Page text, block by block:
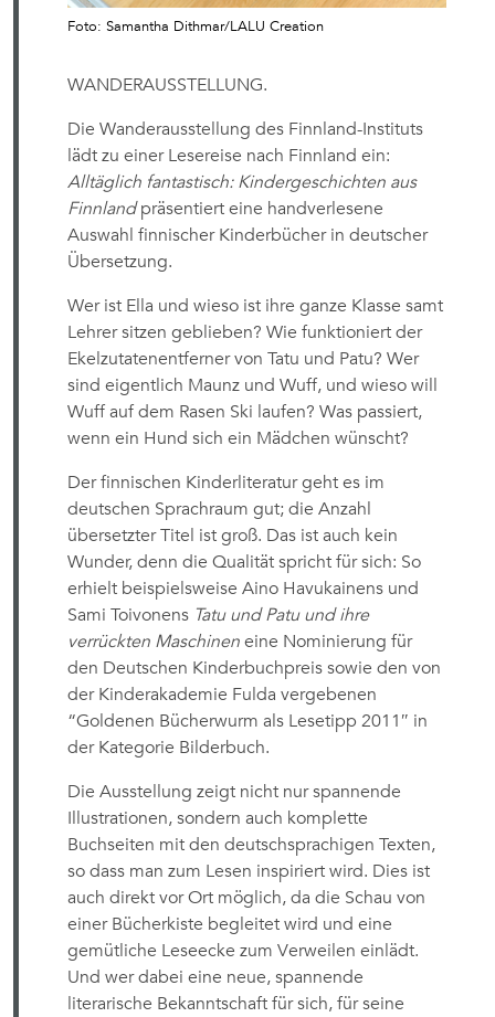
Foto: Samantha Dithmar/LALU Creation
WANDERAUSSTELLUNG.
Die Wanderausstellung des Finnland-Instituts
lädt zu einer Lesereise nach Finnland ein:
Alltäglich fantastisch: Kindergeschichten aus
Finnlandpräsentiert eine handverlesene
Auswahl finnischer Kinderbücher in deutscher
Übersetzung.
Wer ist Ella und wieso ist ihre ganze Klasse samt
Lehrer sitzen geblieben? Wie funktioniert der
Ekelzutatenentferner von Tatu und Patu? Wer
sind eigentlich Maunz und Wuff, und wieso will
Wuff auf dem Rasen Ski laufen? Was passiert,
wenn ein Hund sich ein Mädchen wünscht?
Der finnischen Kinderliteratur geht es im
deutschen Sprachraum gut; die Anzahl
übersetzter Titel ist groß. Das ist auch kein
Wunder, denn die Qualität spricht für sich: So
erhielt beispielsweise Aino Havukainens und
Sami Toivonens Tatu und Patu und ihre
verrückten Maschinen eine Nominierung für
den Deutschen Kinderbuchpreis sowie den von
der Kinderakademie Fulda vergebenen
“Goldenen Bücherwurm als Lesetipp 2011″ in
der Kategorie Bilderbuch.
Die Ausstellung zeigt nicht nur spannende
Illustrationen, sondern auch komplette
Buchseiten mit den deutschsprachigen Texten,
so dass man zum Lesen inspiriert wird. Dies ist
auch direkt vor Ort möglich, da die Schau von
einer Bücherkiste begleitet wird und eine
gemütliche Leseecke zum Verweilen einlädt.
Und wer dabei eine neue, spannende
literarische Bekanntschaft für sich, für seine